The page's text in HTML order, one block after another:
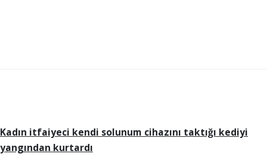
Kadın itfaiyeci kendi solunum cihazını taktığı kediyi
yangından kurtardı